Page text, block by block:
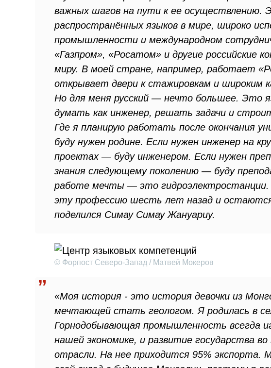
важных шагов на пути к ее осуществлению.
распространённых языков в мире, широко
промышленности и международном
«Газпром», «Росатом» и другие российские
миру. В моей стране, например, работает
открывает двери к стажировкам и широким
Но для меня русский — нечто большее. Это
думать как инженер, решать задачи и
Где я планирую работать после окончания
буду нужен родине. Если нужен инженер на
проектах — буду инженером. Если нужен
знания следующему поколению — буду
работе мечты — это гидроэлектростанции.
эту профессию шесть лет назад и
поделился Симау Симау Жануариу.
© Форпост Северо-Запад / Матвей Мокеров
«Моя история - это история девочки из
мечтающей стать геологом. Я родилась в
Горнодобывающая промышленность всегда
нашей экономике, и развитие государства
отрасли. На нее приходится 95% экспорта.